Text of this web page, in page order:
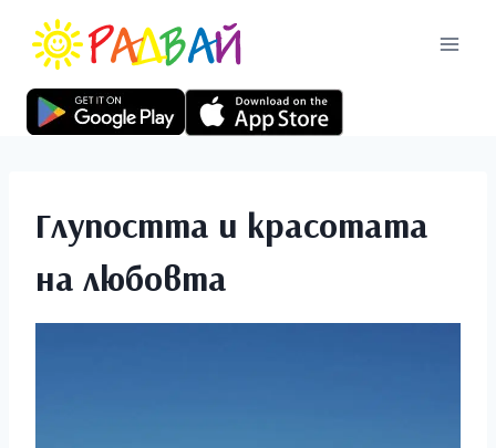
Глупостта и красотата
на любовта